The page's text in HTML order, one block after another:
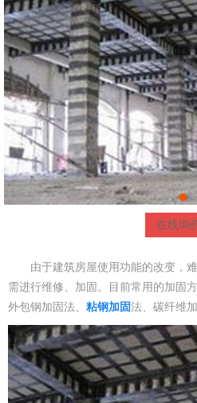
在线询
由于建筑房屋使用功能的改变，
需进行维修、加固。目前常用的加固
外包钢加固法、 粘钢加固法、碳纤维